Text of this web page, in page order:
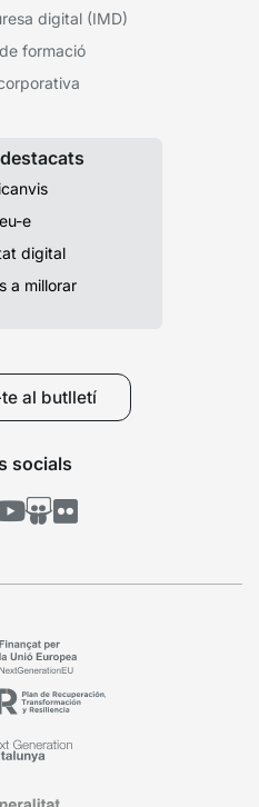
digital (IMD)
formació
e
digital
a millorar
al butlletí
socials